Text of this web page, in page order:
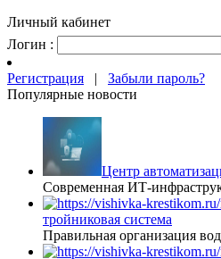
Личный кабинет
Логин :
Регистрация | Забыли пароль?
Популярные новости
Центр
Современная ИТ-
тройниковая система
Правильная организация